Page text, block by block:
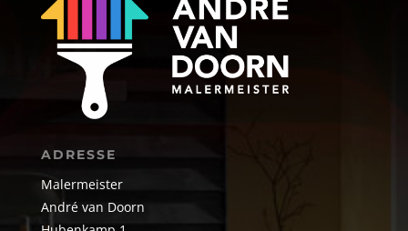
ADRESSE
Malermeister
André van Doorn